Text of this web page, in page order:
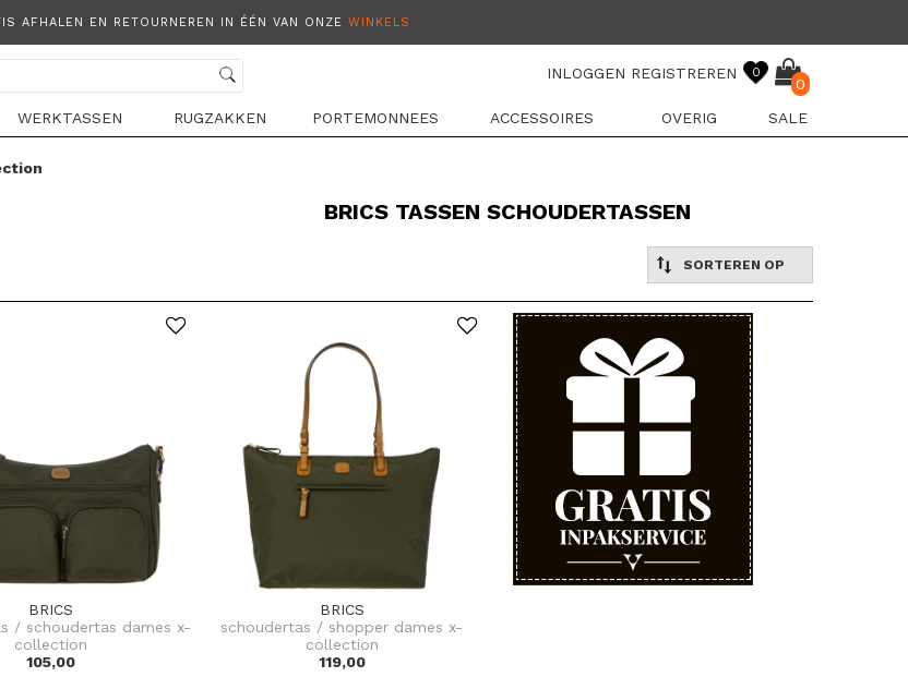
AFHALEN EN RETOURNEREN IN ÉÉN VAN ONZE WINKELS
INLOGGEN REGISTREREN 0
0
WERKTASSEN RUGZAKKEN PORTEMONNEES ACCESSOIRES OVERIG SALE
BRICS TASSEN SCHOUDERTASSEN
SORTEREN OP
BRICS
/ schoudertas dames x-
collection
105,00
BRICS
schoudertas / shopper dames x-
collection
119,00